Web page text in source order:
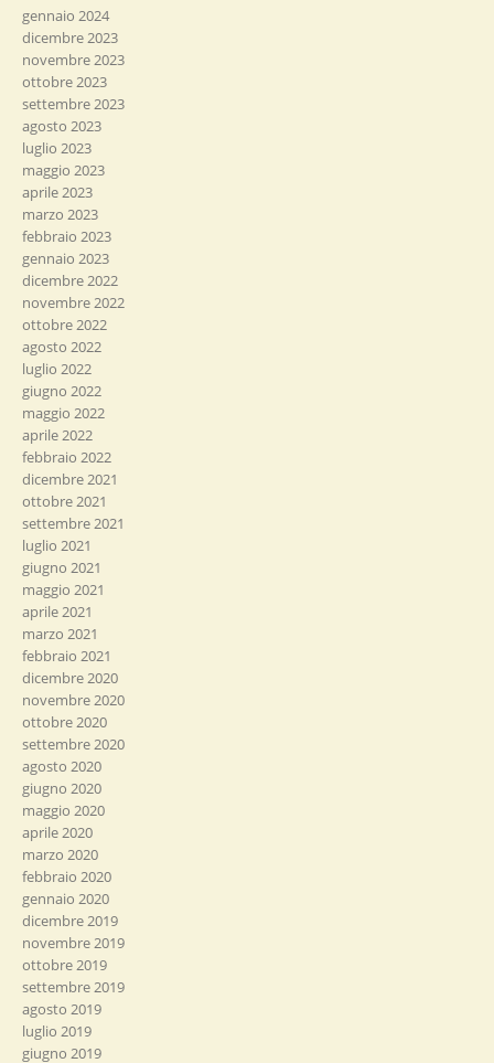
gennaio 2024
dicembre 2023
novembre 2023
ottobre 2023
settembre 2023
agosto 2023
luglio 2023
maggio 2023
aprile 2023
marzo 2023
febbraio 2023
gennaio 2023
dicembre 2022
novembre 2022
ottobre 2022
agosto 2022
luglio 2022
giugno 2022
maggio 2022
aprile 2022
febbraio 2022
dicembre 2021
ottobre 2021
settembre 2021
luglio 2021
giugno 2021
maggio 2021
aprile 2021
marzo 2021
febbraio 2021
dicembre 2020
novembre 2020
ottobre 2020
settembre 2020
agosto 2020
giugno 2020
maggio 2020
aprile 2020
marzo 2020
febbraio 2020
gennaio 2020
dicembre 2019
novembre 2019
ottobre 2019
settembre 2019
agosto 2019
luglio 2019
giugno 2019